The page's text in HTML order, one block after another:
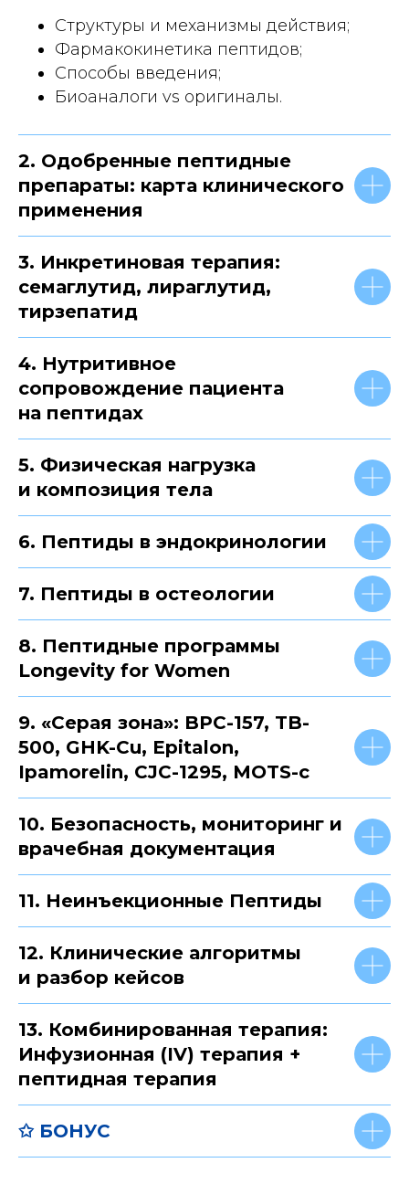
Структуры и механизмы действия;
Фармакокинетика пептидов;
Способы введения;
Биоаналоги vs оригиналы.
2. Одобренные пептидные
препараты: карта клинического
применения
3. Инкретиновая терапия:
семаглутид, лираглутид,
тирзепатид
4. Нутритивное
сопровождение пациента
на пептидах
5. Физическая нагрузка
и композиция тела
6. Пептиды в эндокринологии
7. Пептиды в остеологии
8. Пептидные программы
Longevity for Women
9. «Серая зона»: BPC-157, TB-
500, GHK-Cu, Epitalon,
Ipamorelin, CJC-1295, MOTS-c
10. Безопасность, мониторинг и
врачебная документация
11. Неинъекционные Пептиды
12. Клинические алгоритмы
и разбор кейсов
13. Комбинированная терапия:
Инфузионная (IV) терапия +
пептидная терапия
✩ БОНУС